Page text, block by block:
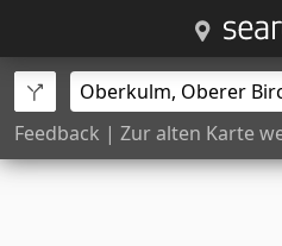
Feedback | Zur alten Karte